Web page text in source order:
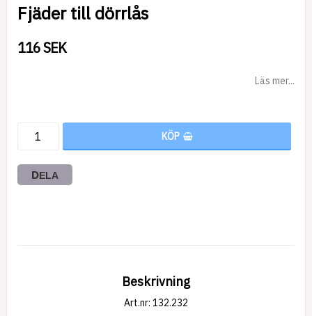
Fjäder till dörrlås
116 SEK
Läs mer...
KÖP
DELA
Beskrivning
Art.nr: 132.232